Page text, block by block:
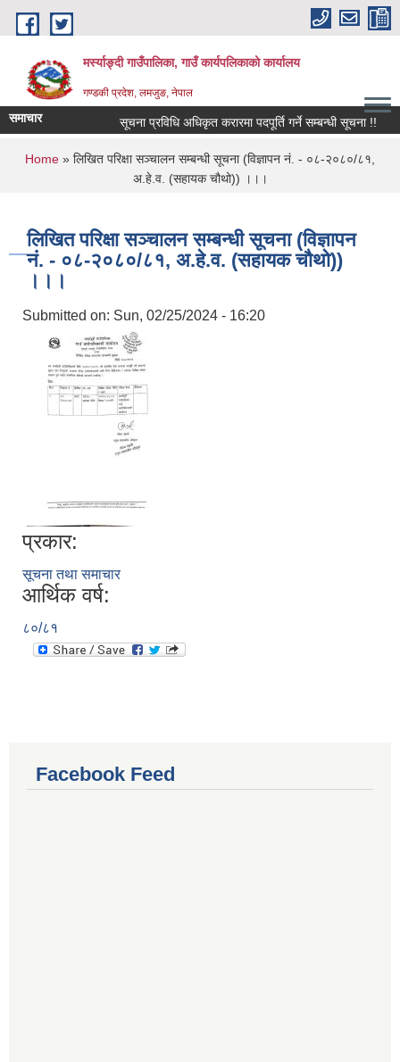
Skip to main content
मर्स्याङ्दी गाउँपालिका, गाउँ कार्यपलिकाको कार्यालय
गण्डकी प्रदेश, लमजुङ, नेपाल
समाचार सूचना प्रविधि अधिकृत करारमा पदपूर्ति गर्ने सम्बन्धी सूचना !!
You are here
Home » लिखित परिक्षा सञ्चालन सम्बन्धी सूचना (विज्ञाप‍न नं. - ०८-२०८०/८१,
अ.हे.व. (सहायक चौथो)) ।।।
लिखित परिक्षा सञ्चालन सम्बन्धी सूचना (विज्ञाप‍न
नं. - ०८-२०८०/८१, अ.हे.व. (सहायक चौथो))
।।।
Submitted on: Sun, 02/25/2024 - 16:20
प्रकार:
सूचना तथा समाचार
आर्थिक वर्ष:
८०/८१
Facebook Feed